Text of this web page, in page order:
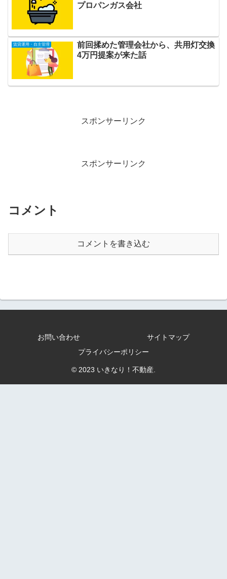
プロパンガス会社
賃貸運用・自主管理
前回揉めた管理会社から、共用灯交換
4万円提案が来た話
スポンサーリンク
スポンサーリンク
コメント
コメントを書き込む
お問い合わせ
サイトマップ
プライバシーポリシー
© 2023 いきなり！不動産.